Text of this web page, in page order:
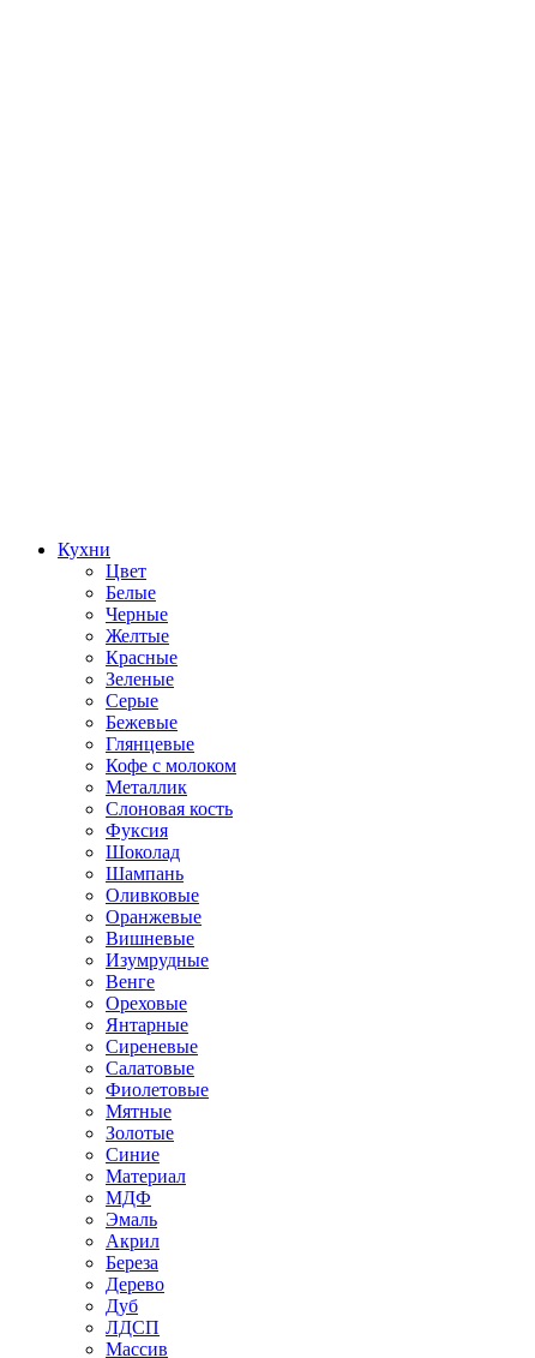
Кухни
Цвет
Белые
Черные
Желтые
Красные
Зеленые
Серые
Бежевые
Глянцевые
Кофе с молоком
Металлик
Слоновая кость
Фуксия
Шоколад
Шампань
Оливковые
Оранжевые
Вишневые
Изумрудные
Венге
Ореховые
Янтарные
Сиреневые
Салатовые
Фиолетовые
Мятные
Золотые
Синие
Материал
МДФ
Эмаль
Акрил
Береза
Дерево
Дуб
ЛДСП
Массив